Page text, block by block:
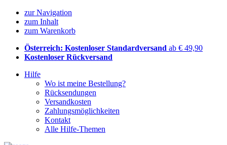
zur Navigation
zum Inhalt
zum Warenkorb
Österreich: Kostenloser Standardversand ab € 49,90
Kostenloser Rückversand
Hilfe
Wo ist meine Bestellung?
Rücksendungen
Versandkosten
Zahlungsmöglichkeiten
Kontakt
Alle Hilfe-Themen